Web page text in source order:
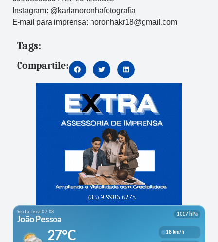
Instagram: @karlanoronhafotografia
E-mail para imprensa: noronhakr18@gmail.com
Tags:
Compartile: